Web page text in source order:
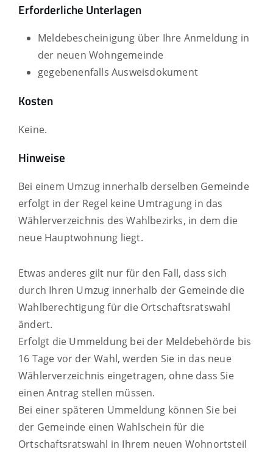
Erforderliche Unterlagen
Meldebescheinigung über Ihre Anmeldung in
der neuen Wohngemeinde
gegebenenfalls Ausweisdokument
Kosten
Keine.
Hinweise
Bei einem Umzug innerhalb derselben Gemeinde
erfolgt in der Regel keine Umtragung in das
Wählerverzeichnis des Wahlbezirks, in dem die
neue Hauptwohnung liegt.
Etwas anderes gilt nur für den Fall, dass sich
durch Ihren Umzug innerhalb der Gemeinde die
Wahlberechtigung für die Ortschaftsratswahl
ändert.
Erfolgt die Ummeldung bei der Meldebehörde bis
16 Tage vor der Wahl, werden Sie in das neue
Wählerverzeichnis eingetragen, ohne dass Sie
einen Antrag stellen müssen.
Bei einer späteren Ummeldung können Sie bei
der Gemeinde einen Wahlschein für die
Ortschaftsratswahl in Ihrem neuen Wohnortsteil